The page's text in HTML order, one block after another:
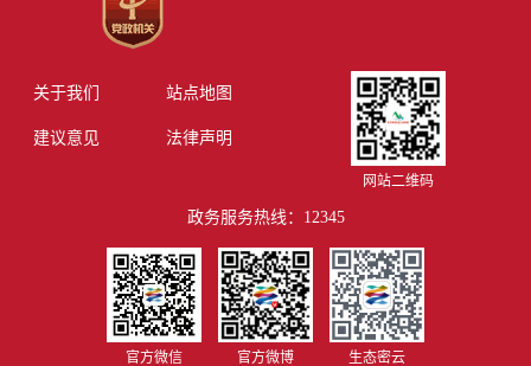
关于我们 站点地图
建议意见 法律声明
网站二维码
政务服务热线：12345
官方微信 官方微博 生态密云